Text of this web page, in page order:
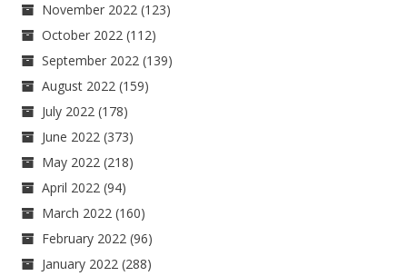
November 2022 (123)
October 2022 (112)
September 2022 (139)
August 2022 (159)
July 2022 (178)
June 2022 (373)
May 2022 (218)
April 2022 (94)
March 2022 (160)
February 2022 (96)
January 2022 (288)